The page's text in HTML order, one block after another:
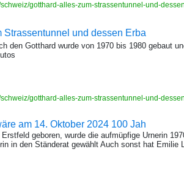
schweiz/gotthard-alles-zum-strassentunnel-und-
Strassentunnel und dessen Erba
den Gotthard wurde von 1970 bis 1980 gebaut
schweiz/gotthard-alles-zum-strassentunnel-und-
am 14. Oktober 2024 100 Jah
geboren, wurde die aufmüpfige Urnerin
in den Ständerat gewählt Auch sonst hat Emilie